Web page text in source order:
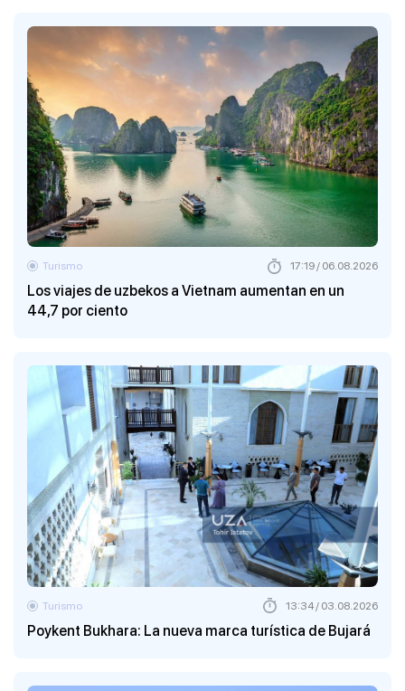
Los viajes de uzbekos a Vietnam aumentan en un
44,7 por ciento
Turismo 17:19 / 06.08.2026
Poykent Bukhara: La nueva marca turística de Bujará
Turismo 13:34 / 03.08.2026